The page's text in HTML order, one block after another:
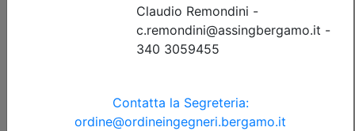
Allegati
Note
Iscrizione